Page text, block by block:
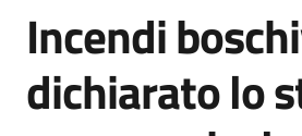
Novità
Servizi
Salta al contenuto
Incendi
dichiarato lo